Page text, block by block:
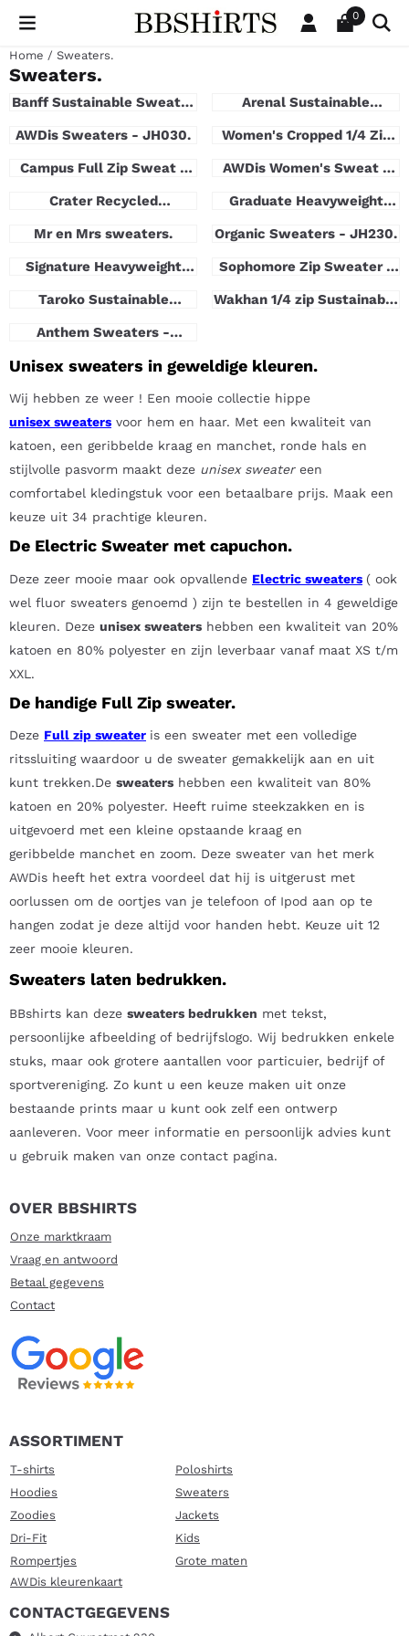
Cookievoorkeuren zijn beschikbaar. Kies instellingen of sta
0
Home / Sweaters.
Sweaters.
Banff Sustainable Sweater
Arenal Sustainable
AWDis Sweaters - JH030.
Women's Cropped 1/4 Zip
Campus Full Zip Sweat -
AWDis Women's Sweat -
Crater Recycled
Graduate Heavyweight
Mr en Mrs sweaters.
Organic Sweaters - JH230.
Signature Heavyweight
Sweater
Sophomore Zip Sweater -
Taroko Sustainable
Wakhan 1/4 zip Sustainable
Anthem Sweaters -
Unisex sweaters in geweldige kleuren.
Wij hebben ze weer ! Een mooie collectie hippe
unisex sweaters voor hem en haar. Met een kwaliteit van
katoen, een geribbelde kraag en manchet, ronde hals en
stijlvolle pasvorm maakt deze unisex sweatereen
comfortabel kledingstuk voor een betaalbare prijs. Maak een
keuze uit 34 prachtige kleuren.
De Electric Sweater met capuchon.
Deze zeer mooie maar ook opvallende Electric sweaters ( ook
wel fluor sweaters genoemd ) zijn te bestellen in 4 geweldige
kleuren. Deze unisex sweaters hebben een kwaliteit van 20%
katoen en 80% polyester en zijn leverbaar vanaf maat XS t/m
XXL.
De handige Full Zip sweater.
Deze Full zip sweater is een sweater met een volledige
ritssluiting waardoor u de sweater gemakkelijk aan en uit
kunt trekken.De sweaters hebben een kwaliteit van 80%
katoen en 20% polyester. Heeft ruime steekzakken en is
uitgevoerd met een kleine opstaande kraag en
geribbelde manchet en zoom. Deze sweater van het merk
AWDis heeft het extra voordeel dat hij is uitgerust met
oorlussen om de oortjes van je telefoon of Ipod aan op te
hangen zodat je deze altijd voor handen hebt. Keuze uit 12
zeer mooie kleuren.
Sweaters laten bedrukken.
BBshirts kan deze sweaters bedrukken met tekst,
persoonlijke afbeelding of bedrijfslogo. Wij bedrukken enkele
stuks, maar ook grotere aantallen voor particuier, bedrijf of
sportvereniging. Zo kunt u een keuze maken uit onze
bestaande prints maar u kunt ook zelf een ontwerp
aanleveren. Voor meer informatie en persoonlijk advies kunt
u gebruik maken van onze contact pagina.
OVER BBSHIRTS
Onze marktkraam
Vraag en antwoord
Betaal gegevens
Contact
ASSORTIMENT
T-shirts
Poloshirts
Hoodies
Sweaters
Zoodies
Jackets
Dri-Fit
Kids
Rompertjes
Grote maten
AWDis kleurenkaart
CONTACTGEGEVENS